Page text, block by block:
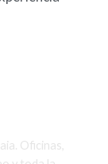
Oficinas,